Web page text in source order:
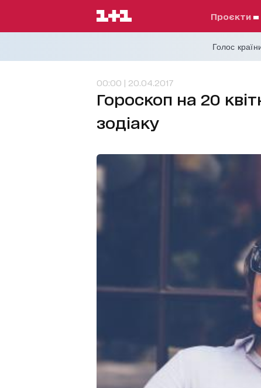
проєкти
Голос
00:00 | 20.04.2017
Гороскоп на 20
зодіаку